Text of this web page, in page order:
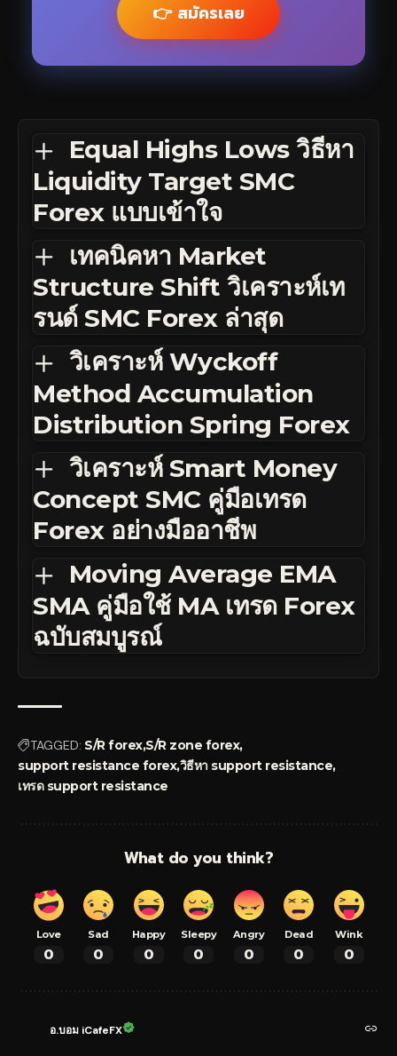
👉 สมัครเลย
Equal Highs Lows วิธีหา
Liquidity Target SMC
Forex แบบเข้าใจ
เทคนิคหา Market
Structure Shift วิเคราะห์เท
รนด์ SMC Forex ล่าสุด
วิเคราะห์ Wyckoff
Method Accumulation
Distribution Spring Forex
วิเคราะห์ Smart Money
Concept SMC คู่มือเทรด
Forex อย่างมืออาชีพ
Moving Average EMA
SMA คู่มือใช้ MA เทรด Forex
ฉบับสมบูรณ์
TAGGED: S/R forexS/R zone forex
support resistance forexวิธีหา support resistance
เทรด support resistance
What do you think?
Love
0
Sad
0
Happy
0
Sleepy
0
Angry
0
Dead
0
Wink
0
อ.บอม iCafeFX